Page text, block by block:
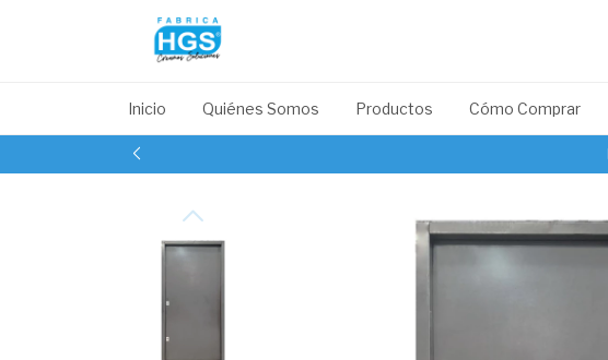
Inicio Quiénes Somos Productos Cómo Comprar